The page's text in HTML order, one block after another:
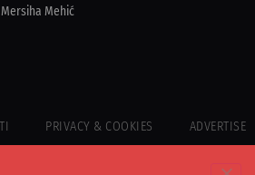
Mehić
PRIVACY & COOKIES ADVERTISE